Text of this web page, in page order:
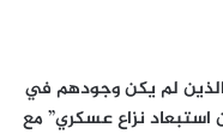
الذين لم يكن وجودهم في
استبعاد نزاع عسكري” مع